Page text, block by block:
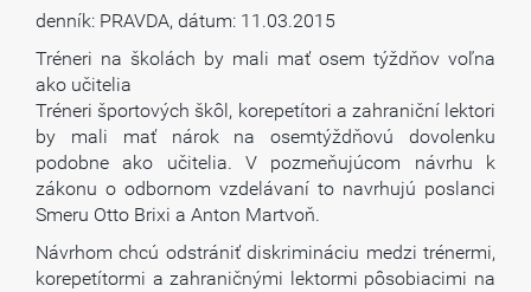
denník: PRAVDA, dátum: 11.03.2015
Tréneri na školách by mali mať osem týždňov voľna
ako učitelia
Tréneri športových škôl, korepetítori a zahraniční lektori
by mali mať nárok na osemtýždňovú dovolenku
podobne ako učitelia. V pozmeňujúcom návrhu k
zákonu o odbornom vzdelávaní to navrhujú poslanci
Smeru Otto Brixi a Anton Martvoň.
Návrhom chcú odstrániť diskrimináciu medzi trénermi,
korepetítormi a zahraničnými lektormi pôsobiacimi na